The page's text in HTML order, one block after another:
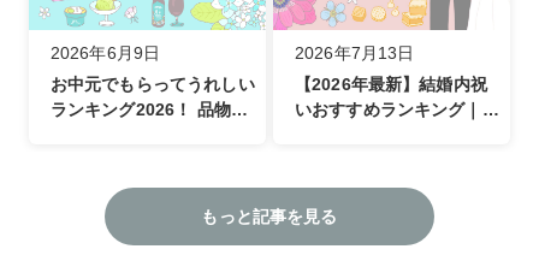
お中元でもらってうれしい
ランキング2026！ 品物選
2026年6月9日
【2026年最新】結婚内祝
いおすすめランキング｜も
2026年7月13日
もっと記事を見る